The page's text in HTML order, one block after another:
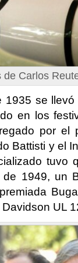
de Carlos
1935 se
en los
por el
Battisti y el
tuvo
1949, un
UL